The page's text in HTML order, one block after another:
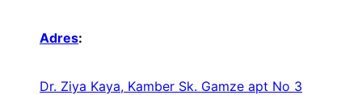
Adres:
Dr. Ziya Kaya, Kamber Sk. Gamze apt No 3